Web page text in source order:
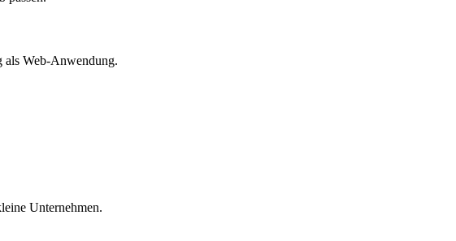
als Web-Anwendung.
Unternehmen.